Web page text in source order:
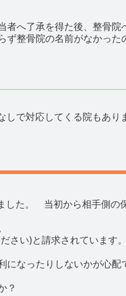
へ了承を得た後、整骨院
整骨院の名前がなかった
で対応してくる院もあり
た。 当初から相手側の
い)と請求されています。
なったりしないかが心配
？